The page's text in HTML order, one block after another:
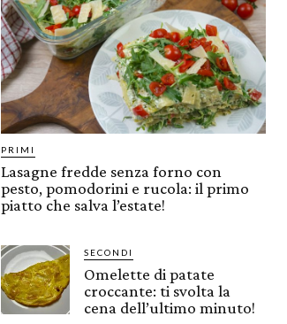
PRIMI
Lasagne fredde senza forno con
pesto, pomodorini e rucola: il primo
piatto che salva l’estate!
SECONDI
Omelette di patate
croccante: ti svolta la
cena dell’ultimo minuto!